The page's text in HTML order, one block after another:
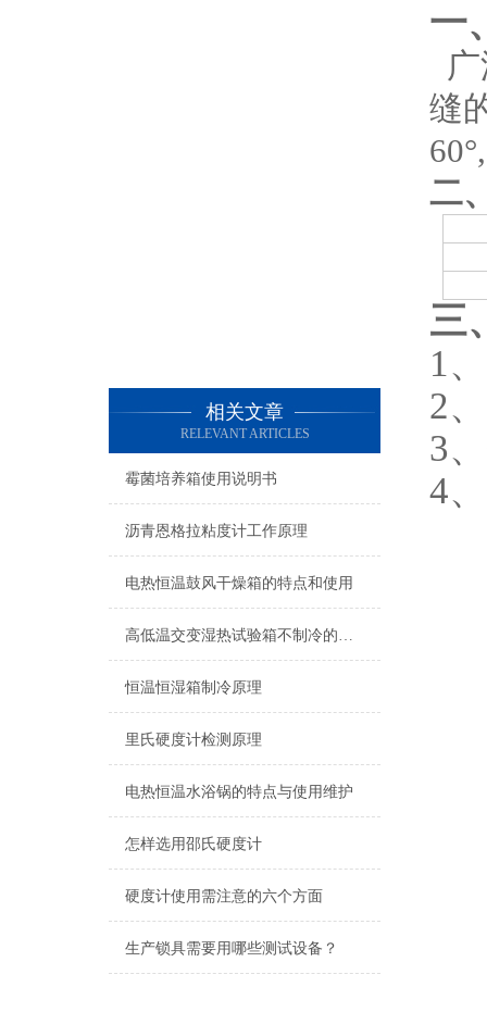
相关文章
RELEVANT ARTICLES
霉菌培养箱使用说明书
沥青恩格拉粘度计工作原理
电热恒温鼓风干燥箱的特点和使用
高低温交变湿热试验箱不制冷的问题从两大点去分析
恒温恒湿箱制冷原理
里氏硬度计检测原理
电热恒温水浴锅的特点与使用维护
怎样选用邵氏硬度计
硬度计使用需注意的六个方面
生产锁具需要用哪些测试设备？
一
缝
二
三
1
2
3
4